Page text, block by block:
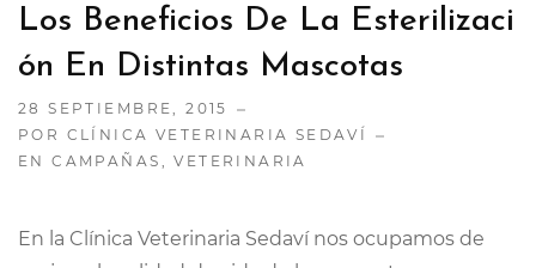
Los Beneficios De La Esterilizaci
Ón En Distintas Mascotas
28 SEPTIEMBRE, 2015
POR CLÍNICA VETERINARIA SEDAVÍ
ENCAMPAÑAS ,VETERINARIA
En la Clínica Veterinaria Sedaví nos ocupamos de